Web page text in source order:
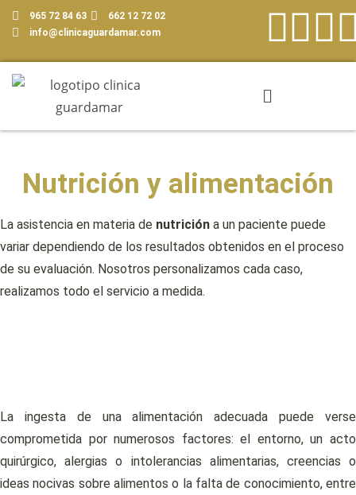
965 72 84 63
662 12 72 02
info@clinicaguardamar.com
Nutrición y alimentación
La asistencia en materia de nutrición a un paciente puede
variar dependiendo de los resultados obtenidos en el proceso
de su evaluación. Nosotros personalizamos cada caso,
realizamos todo el servicio a medida.
La ingesta de una alimentación adecuada puede verse
comprometida por numerosos factores: el entorno, un acto
quirúrgico, alergias o intolerancias alimentarias, creencias o
ideas nocivas sobre alimentos o la falta de conocimiento, entre